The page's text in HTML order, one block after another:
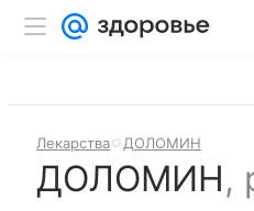
Лекарства ДОЛОМИН
ДОЛОМИН,